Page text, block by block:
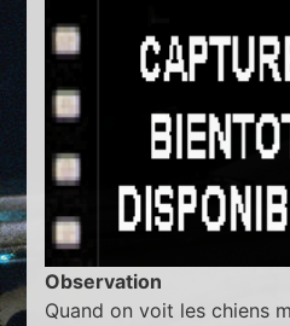
Observation
Quand on voit les chiens